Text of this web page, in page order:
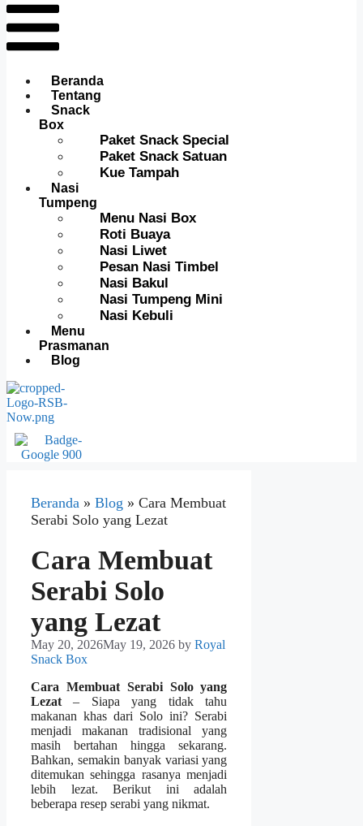
Beranda
Tentang
Snack
Box
Paket Snack Special
Paket Snack Satuan
Kue Tampah
Nasi
Tumpeng
Menu Nasi Box
Roti Buaya
Nasi Liwet
Pesan Nasi Timbel
Nasi Bakul
Nasi Tumpeng Mini
Nasi Kebuli
Menu
Prasmanan
Blog
Beranda » Blog » Cara Membuat
Serabi Solo yang Lezat
Cara Membuat
Serabi Solo
yang Lezat
May 20, 2026May 19, 2026 by Royal
Snack Box
Cara Membuat Serabi Solo yang
Lezat – Siapa yang tidak tahu
makanan khas dari Solo ini? Serabi
menjadi makanan tradisional yang
masih bertahan hingga sekarang.
Bahkan, semakin banyak variasi yang
ditemukan sehingga rasanya menjadi
lebih lezat. Berikut ini adalah
beberapa resep serabi yang nikmat.